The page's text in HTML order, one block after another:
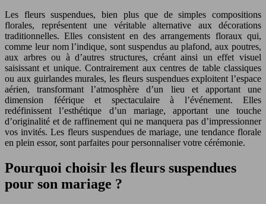
Les fleurs suspendues, bien plus que de simples compositions
florales, représentent une véritable alternative aux décorations
traditionnelles. Elles consistent en des arrangements floraux qui,
comme leur nom l’indique, sont suspendus au plafond, aux poutres,
aux arbres ou à d’autres structures, créant ainsi un effet visuel
saisissant et unique. Contrairement aux centres de table classiques
ou aux guirlandes murales, les fleurs suspendues exploitent l’espace
aérien, transformant l’atmosphère d’un lieu et apportant une
dimension féérique et spectaculaire à l’événement. Elles
redéfinissent l’esthétique d’un mariage, apportant une touche
d’originalité et de raffinement qui ne manquera pas d’impressionner
vos invités. Les fleurs suspendues de mariage, une tendance florale
en plein essor, sont parfaites pour personnaliser votre cérémonie.
Pourquoi choisir les fleurs suspendues
pour son mariage ?